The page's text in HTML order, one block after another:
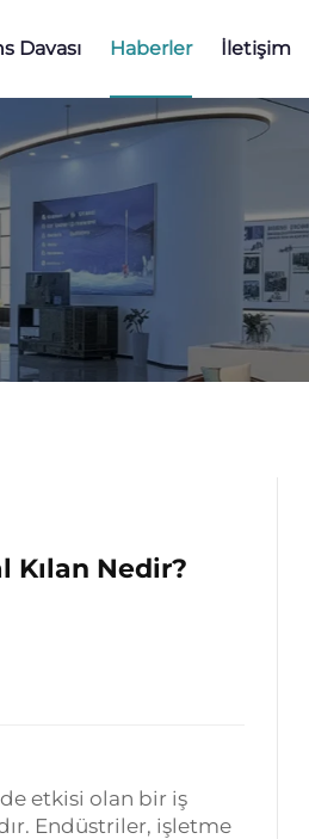
Davası Haberler İletişim
Kılan Nedir?
etkisi olan bir iş
Endüstriler, işletme